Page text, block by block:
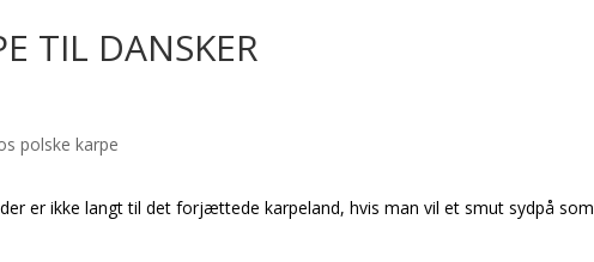
TIL DANSKER
er ikke langt til det forjættede karpeland, hvis man vil et smut sydpå som